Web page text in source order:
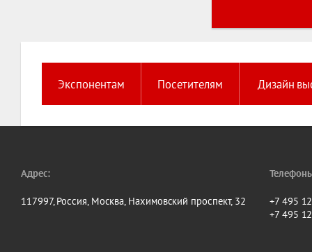
Экспонентам Посетителям Дизайн
Адрес:
117997, Россия, Москва, Нахимовский проспект, 32
+7 495
+7 495